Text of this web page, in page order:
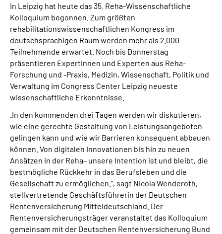
In Leipzig hat heute das 35. Reha-Wissenschaftliche
Kolloquium begonnen. Zum größten
rehabilitationswissenschaftlichen Kongress im
deutschsprachigen Raum werden mehr als 2.000
Teilnehmende erwartet. Noch bis Donnerstag
präsentieren Expertinnen und Experten aus Reha-
Forschung und -Praxis, Medizin, Wissenschaft, Politik und
Verwaltung im Congress Center Leipzig neueste
wissenschaftliche Erkenntnisse.
„In den kommenden drei Tagen werden wir diskutieren,
wie eine gerechte Gestaltung von Leistungsangeboten
gelingen kann und wie wir Barrieren konsequent abbauen
können. Von digitalen Innovationen bis hin zu neuen
Ansätzen in der Reha– unsere Intention ist und bleibt, die
bestmögliche Rückkehr in das Berufsleben und die
Gesellschaft zu ermöglichen.“, sagt Nicola Wenderoth,
stellvertretende Geschäftsführerin der Deutschen
Rentenversicherung Mitteldeutschland. Der
Rentenversicherungsträger veranstaltet das Kolloquium
gemeinsam mit der Deutschen Rentenversicherung Bund